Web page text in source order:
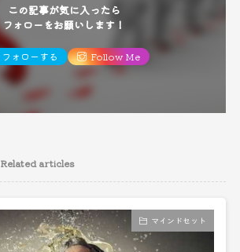
この記事が気に入ったら
フォローをお願いします！
フォローする Follow Me
Related articles
マインドセット